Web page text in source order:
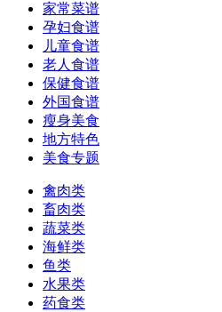
家常菜谱
孕妇食谱
儿童食谱
老人食谱
保健食谱
外国食谱
瘦身美食
地方特色
美食专题
禽肉类
畜肉类
蔬菜类
海鲜类
鱼类
水果类
药食类